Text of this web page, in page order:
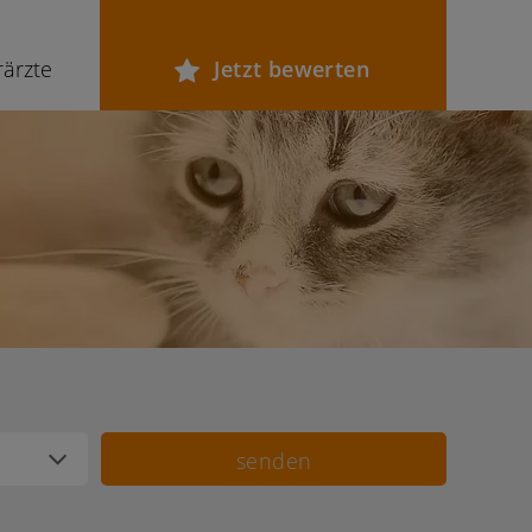
Jetzt bewerten